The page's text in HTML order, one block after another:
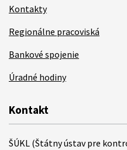
Kontakty
Regionálne pracoviská
Bankové spojenie
Úradné hodiny
Kontakt
ŠÚKL (Štátny ústav pre